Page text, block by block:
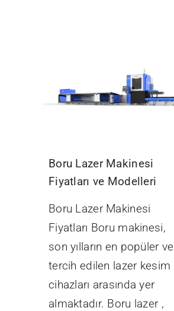
Boru Lazer Makinesi
Fiyatları ve Modelleri
Boru Lazer Makinesi
Fiyatları Boru makinesi,
son yılların en popüler ve
tercih edilen lazer kesim
cihazları arasında yer
almaktadır. Boru lazer ,